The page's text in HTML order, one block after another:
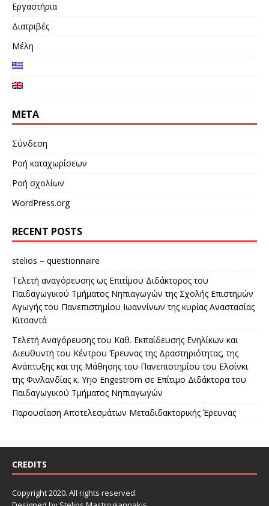
Εργαστήρια
Διατριβές
Μέλη
META
Σύνδεση
Ροή καταχωρίσεων
Ροή σχολίων
WordPress.org
RECENT POSTS
stelios – questionnaire
Τελετή αναγόρευσης ως Επιτίμου Διδάκτορος του
Παιδαγωγικού Τμήματος Νηπιαγωγών της Σχολής Επιστημών
Αγωγής του Πανεπιστημίου Ιωαννίνων της κυρίας Αναστασίας
Κιτσαντά
Τελετή Αναγόρευσης του Καθ. Εκπαίδευσης Ενηλίκων και
Διευθυντή του Κέντρου Έρευνας της Δραστηριότητας, της
Ανάπτυξης και της Μάθησης του Πανεπιστημίου του Ελσίνκι
της Φινλανδίας κ. Yrjö Engeström σε Επίτιμο Διδάκτορα του
Παιδαγωγικού Τμήματος Νηπιαγωγών
Παρουσίαση Αποτελεσμάτων Μεταδιδακτορικής Έρευνας
CREDITS
Copyright 2020. All rights reserved.